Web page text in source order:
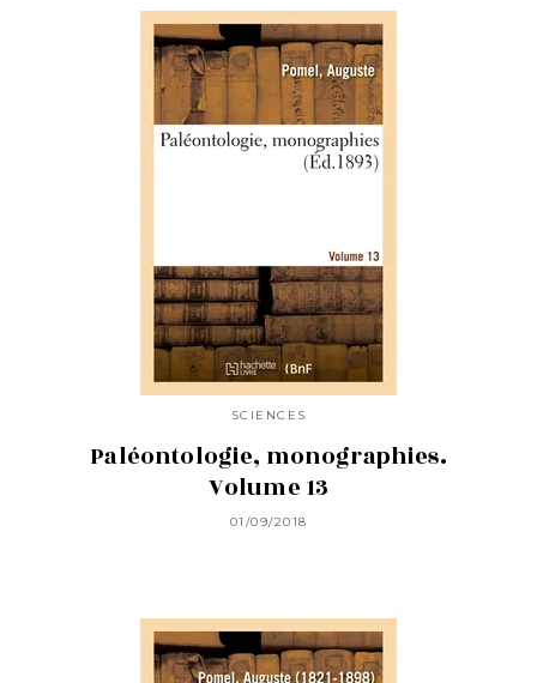
SCIENCES
Paléontologie, monographies.
Volume 13
01/09/2018